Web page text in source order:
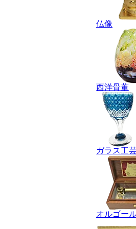
仏像
西洋骨董
ガラス工
オルゴー